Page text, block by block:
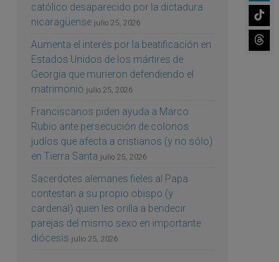
católico desaparecido por la dictadura
nicaragüense julio 25, 2026
Aumenta el interés por la beatificación en
Estados Unidos de los mártires de
Georgia que murieron defendiendo el
matrimonio julio 25, 2026
Franciscanos piden ayuda a Marco
Rubio ante persecución de colonos
judíos que afecta a cristianos (y no sólo)
en Tierra Santa julio 25, 2026
Sacerdotes alemanes fieles al Papa
contestan a su propio obispo (y
cardenal) quien les orilla a bendecir
parejas del mismo sexo en importante
diócesis julio 25, 2026